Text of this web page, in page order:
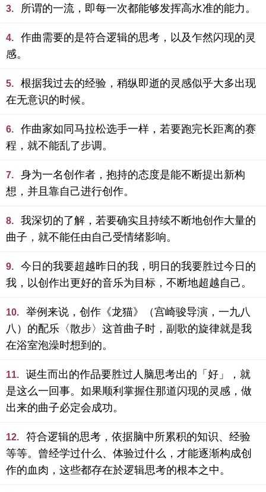
3. 所谓的一流，即每一次都能够发挥高水准的能力。
4.
作曲需要的是符合逻辑的思考，以及乍然闪现的灵
感。
5.
根据我过去的经验，稍纵即逝的灵感似乎大多出现
在无意识的时候。
6.
作曲家如同马拉松选手一样，若要跑完长距离的赛
程，就不能乱了步调。
7.
身为一名创作者，抱持的态度是能不断提出新构
想，并且靠自己进行创作。
8.
我深切的了解，若要确实且持续不断地创作大量的
曲子，就不能任由自己受情绪影响。
9.
今日的我要超越昨日的我，明日的我要胜过今日的
我，以创作出更好的音乐为目标，不断地超越自己。
10.
举例来说，创作《龙猫》（宫崎骏导演，一九八
八）的配乐〈散步〉这首曲子时，副歌的旋律就是我
在浴室泡澡时想到的。
11.
诞生而出的作品要胜过人脑思考出的「好」，就
是这么一回事。如果顺利掌握住那道闪现的灵感，做
出来的曲子必定会成功。
12.
符合逻辑的思考，依据脑中所累积的知识、经验
等等。曾经学过什么、体验过什么，才能逐渐构成创
作的血肉，这些都存在於逻辑思考的根本之中。